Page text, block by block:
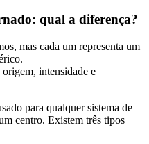
qual a diferença?
mas cada um representa um
intensidade e
para qualquer sistema de
centro. Existem três tipos